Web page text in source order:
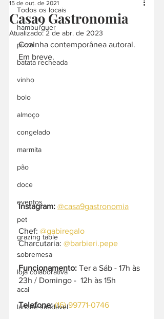
Todos os locais
hamburguer
pizza
batata recheada
vinho
bolo
almoço
congelado
marmita
pão
doce
eventos
pet
grazing table
sobremesa
loja colaborativa
acai
lanche saudável
Casa9 Gastronomia
15 de out. de 2021
Atualizado:2 de abr. de 2023
Cozinha contemporânea autoral.
Em breve.
Instagram: @casa9gastronomia
Chef: @gabiregalo
Charcutaria: @barbieri.pepe
-
Funcionamento: Ter a Sáb - 17h às
23h / Domingo -  12h às 15h
Telefone: (16) 99771-0746